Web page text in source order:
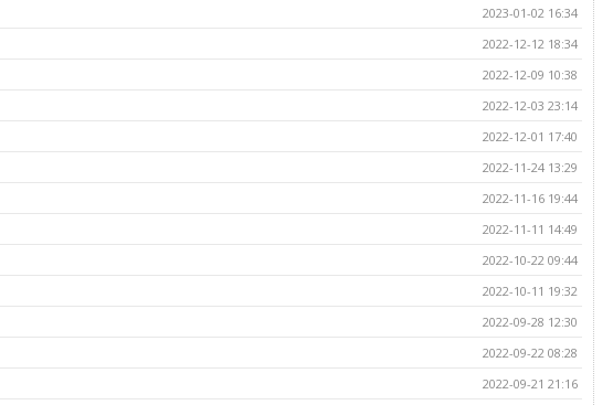
2023-01-02 16:34
2022-12-12 18:34
2022-12-09 10:38
2022-12-03 23:14
2022-12-01 17:40
2022-11-24 13:29
2022-11-16 19:44
2022-11-11 14:49
2022-10-22 09:44
2022-10-11 19:32
2022-09-28 12:30
2022-09-22 08:28
2022-09-21 21:16